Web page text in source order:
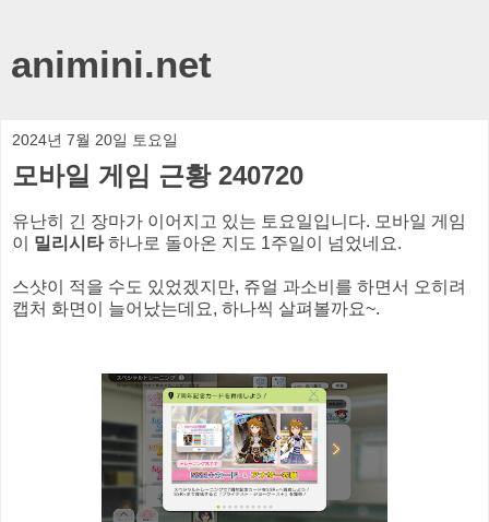
animini.net
2024년 7월 20일 토요일
모바일 게임 근황 240720
유난히 긴 장마가 이어지고 있는 토요일입니다. 모바일 게임
이 밀리시타하나로 돌아온 지도 1주일이 넘었네요.
스샷이 적을 수도 있었겠지만, 쥬얼 과소비를 하면서 오히려
캡처 화면이 늘어났는데요, 하나씩 살펴볼까요~.